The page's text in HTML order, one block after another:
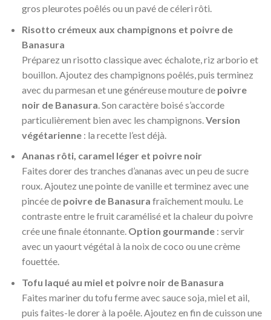
gros pleurotes poêlés ou un pavé de céleri rôti.
Risotto crémeux aux champignons et poivre de
Banasura
Préparez un risotto classique avec échalote, riz arborio et
bouillon. Ajoutez des champignons poêlés, puis terminez
avec du parmesan et une généreuse mouture de poivre
noir de Banasura . Son caractère boisé s’accorde
particulièrement bien avec les champignons. Version
végétarienne: la recette l’est déjà.
Ananas rôti, caramel léger et poivre noir
Faites dorer des tranches d’ananas avec un peu de sucre
roux. Ajoutez une pointe de vanille et terminez avec une
pincée de poivre de Banasura fraîchement moulu. Le
contraste entre le fruit caramélisé et la chaleur du poivre
crée une finale étonnante. Option gourmande: servir
avec un yaourt végétal à la noix de coco ou une crème
fouettée.
Tofu laqué au miel et poivre noir de Banasura
Faites mariner du tofu ferme avec sauce soja, miel et ail,
puis faites-le dorer à la poêle. Ajoutez en fin de cuisson une